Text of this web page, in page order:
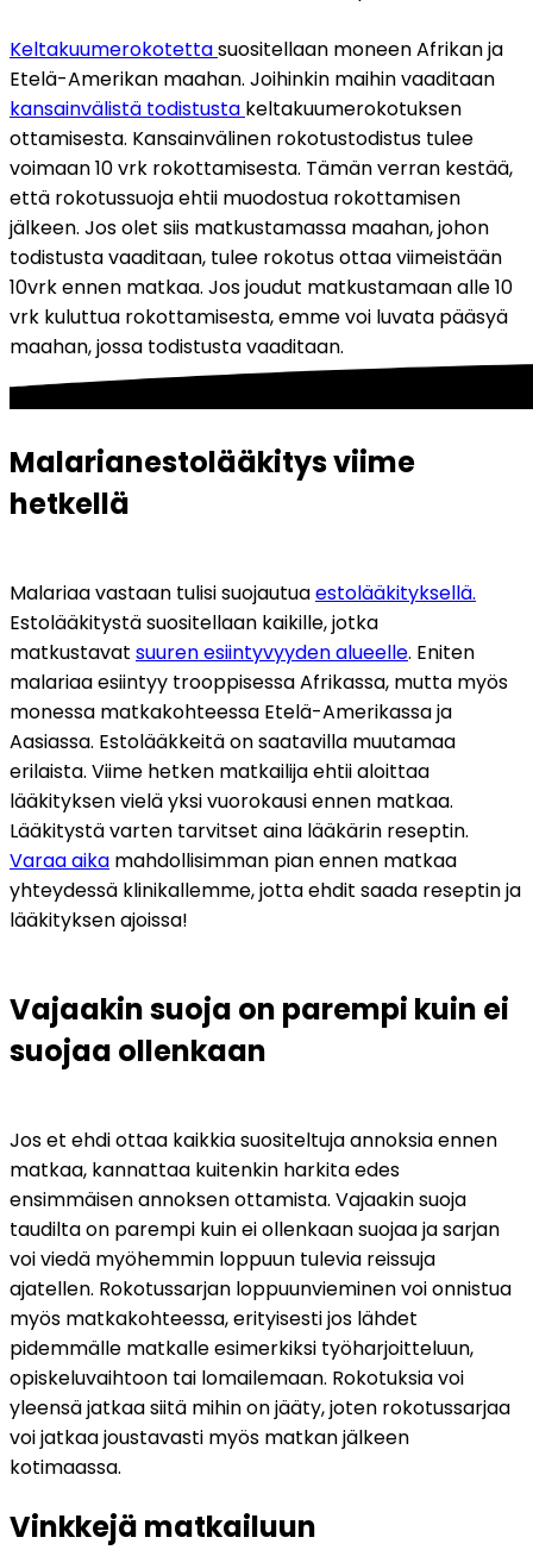
Keltakuumerokotetta suositellaan moneen Afrikan ja
kansainvälistä todistusta keltakuumerokotuksen
ottamisesta. Kansainvälinen rokotustodistus tulee
voimaan 10 vrk rokottamisesta. Tämän verran kestää,
että rokotussuoja ehtii muodostua rokottamisen
jälkeen. Jos olet siis matkustamassa maahan, johon
todistusta vaaditaan, tulee rokotus ottaa viimeistään
10vrk ennen matkaa. Jos joudut matkustamaan alle 10
vrk kuluttua rokottamisesta, emme voi luvata pääsyä
maahan, jossa todistusta vaaditaan.
Malarianestolääkitys viime
hetkellä
Malariaa vastaan tulisi suojautua estolääkityksellä.
Estolääkitystä suositellaan kaikille, jotka
matkustavat suuren esiintyvyyden alueelle. Eniten
malariaa esiintyy trooppisessa Afrikassa, mutta myös
monessa matkakohteessa Etelä-Amerikassa ja
Aasiassa. Estolääkkeitä on saatavilla muutamaa
erilaista. Viime hetken matkailija ehtii aloittaa
lääkityksen vielä yksi vuorokausi ennen matkaa.
Varaa aika mahdollisimman pian ennen matkaa
yhteydessä klinikallemme, jotta ehdit saada reseptin ja
lääkityksen ajoissa!
Vajaakin suoja on parempi kuin ei
suojaa ollenkaan
Jos et ehdi ottaa kaikkia suositeltuja annoksia ennen
matkaa, kannattaa kuitenkin harkita edes
ensimmäisen annoksen ottamista. Vajaakin suoja
taudilta on parempi kuin ei ollenkaan suojaa ja sarjan
voi viedä myöhemmin loppuun tulevia reissuja
ajatellen. Rokotussarjan loppuunvieminen voi onnistua
myös matkakohteessa, erityisesti jos lähdet
pidemmälle matkalle esimerkiksi työharjoitteluun,
opiskeluvaihtoon tai lomailemaan. Rokotuksia voi
yleensä jatkaa siitä mihin on jääty, joten rokotussarjaa
voi jatkaa joustavasti myös matkan jälkeen
kotimaassa.
Vinkkejä matkailuun